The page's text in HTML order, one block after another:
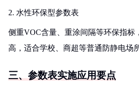
2. 水性环保型参数表
侧重VOC含量、重涂间隔等环保指标
高，适合学校、商超等普通防静电场所
三、参数表实施应用要点